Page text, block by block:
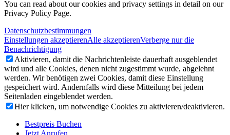
You can read about our cookies and privacy settings in detail on our
Privacy Policy Page.
Datenschutzbestimmungen
Einstellungen akzeptierenAlle akzeptierenVerberge nur die
Benachrichtigung
Aktivieren, damit die Nachrichtenleiste dauerhaft ausgeblendet
wird und alle Cookies, denen nicht zugestimmt wurde, abgelehnt
werden. Wir benötigen zwei Cookies, damit diese Einstellung
gespeichert wird. Andernfalls wird diese Mitteilung bei jedem
Seitenladen eingeblendet werden.
Hier klicken, um notwendige Cookies zu aktivieren/deaktivieren.
Bestpreis Buchen